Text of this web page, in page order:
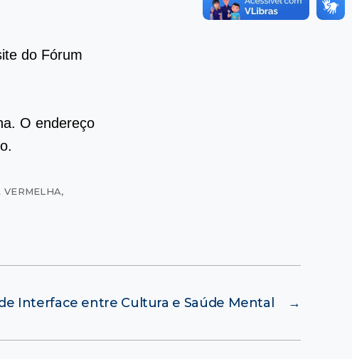
do Fórum
O endereço
,
→
Interface entre Cultura e Saúde Mental